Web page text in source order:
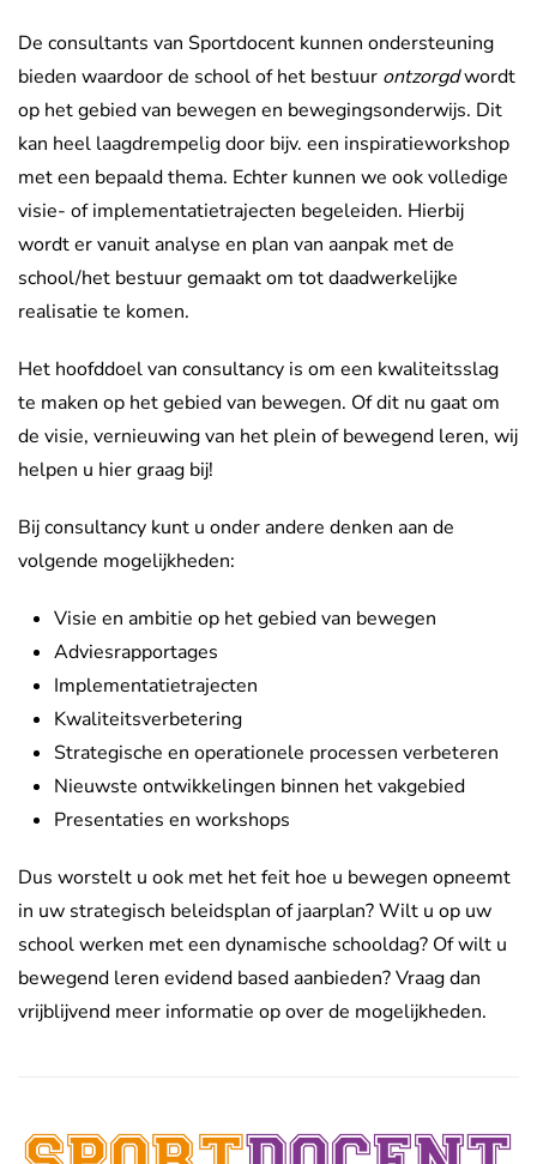
De consultants van Sportdocent kunnen ondersteuning
bieden waardoor de school of het bestuur ontzorgdwordt
op het gebied van bewegen en bewegingsonderwijs. Dit
kan heel laagdrempelig door bijv. een inspiratieworkshop
met een bepaald thema. Echter kunnen we ook volledige
visie- of implementatietrajecten begeleiden. Hierbij
wordt er vanuit analyse en plan van aanpak met de
school/het bestuur gemaakt om tot daadwerkelijke
realisatie te komen.
Het hoofddoel van consultancy is om een kwaliteitsslag
te maken op het gebied van bewegen. Of dit nu gaat om
de visie, vernieuwing van het plein of bewegend leren, wij
helpen u hier graag bij!
Bij consultancy kunt u onder andere denken aan de
volgende mogelijkheden:
Visie en ambitie op het gebied van bewegen
Adviesrapportages
Implementatietrajecten
Kwaliteitsverbetering
Strategische en operationele processen verbeteren
Nieuwste ontwikkelingen binnen het vakgebied
Presentaties en workshops
Dus worstelt u ook met het feit hoe u bewegen opneemt
in uw strategisch beleidsplan of jaarplan? Wilt u op uw
school werken met een dynamische schooldag? Of wilt u
bewegend leren evidend based aanbieden? Vraag dan
vrijblijvend meer informatie op over de mogelijkheden.